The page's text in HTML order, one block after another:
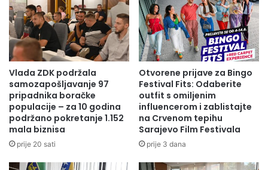
Vlada ZDK podržala
samozapošljavanje 97
pripadnika boračke
populacije – za 10 godina
podržano pokretanje 1.152
mala biznisa
prije 20 sati
Otvorene prijave za Bingo
Festival Fits: Odaberite
outfit s omiljenim
influencerom i zablistajte
na Crvenom tepihu
Sarajevo Film Festivala
prije 3 dana